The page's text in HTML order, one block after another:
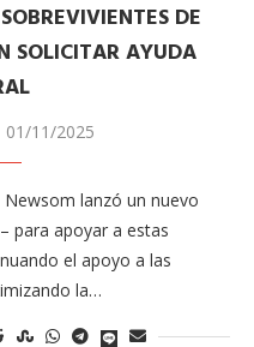
DE
SOLICITAR AYUDA
01/11/2025
lanzó un nuevo
para apoyar a estas
el apoyo a las
la…